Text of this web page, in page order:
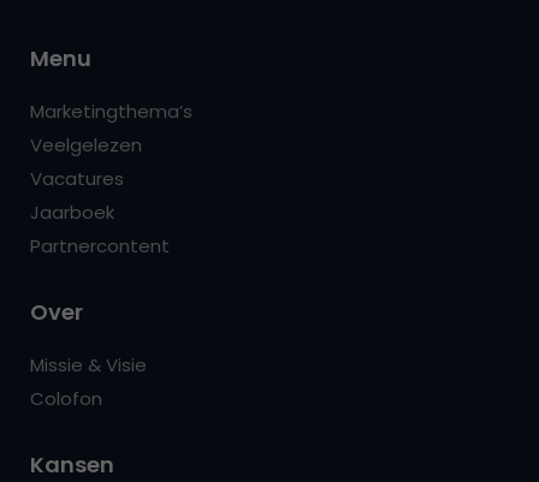
Menu
Marketingthema’s
Veelgelezen
Vacatures
Jaarboek
Partnercontent
Over
Missie & Visie
Colofon
Kansen